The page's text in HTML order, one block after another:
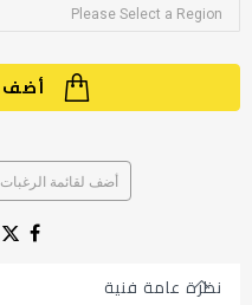
أضف
أضف لقائمة الرغبات
نظرة عامة فنية